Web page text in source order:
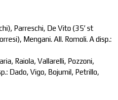
Parreschi, De Vito (35′ st
Mengani. All. Romoli. A disp.:
Raiola, Vallarelli, Pozzoni,
Dado, Vigo, Bojumil, Petrillo,